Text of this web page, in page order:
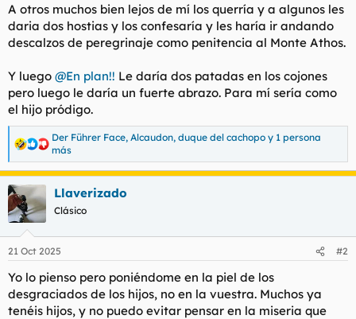
A otros muchos bien lejos de mí los querría y a algunos les
daria dos hostias y los confesaría y les haría ir andando
descalzos de peregrinaje como penitencia al Monte Athos.
Y luego @En plan!! Le daría dos patadas en los cojones
pero luego le daría un fuerte abrazo. Para mí sería como
el hijo pródigo.
R
e
a
c
c
i
o
n
e
s
:
Der Führer Face, Alcaudon, duque del cachopo y 1 persona
más
Llaverizado
Clásico
21 Oct 2025 #2
Yo lo pienso pero poniéndome en la piel de los
desgraciados de los hijos, no en la vuestra. Muchos ya
tenéis hijos, y no puedo evitar pensar en la miseria que